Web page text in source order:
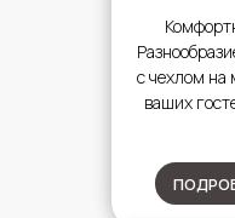
с чехлом на
ваших